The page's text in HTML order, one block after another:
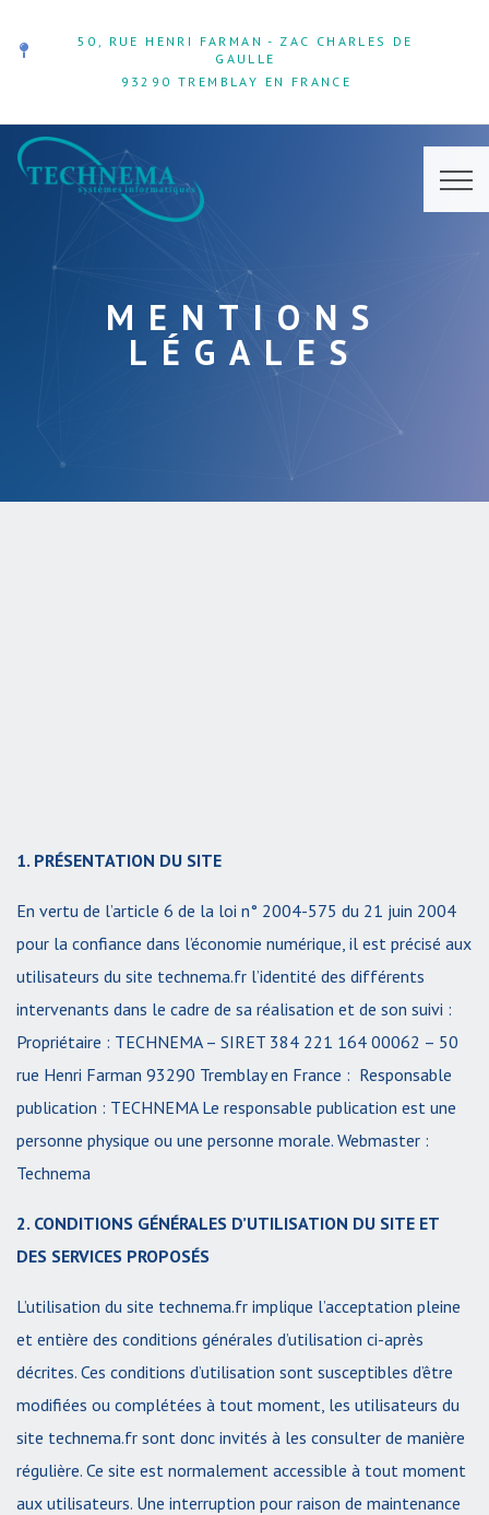
50, RUE HENRI FARMAN - ZAC CHARLES DE
GAULLE
93290 TREMBLAY EN FRANCE
MENTIONS
LÉGALES
1. PRÉSENTATION DU SITE
En vertu de l’article 6 de la loi n° 2004-575 du 21 juin 2004
pour la confiance dans l’économie numérique, il est précisé aux
utilisateurs du site technema.fr l’identité des différents
intervenants dans le cadre de sa réalisation et de son suivi :
Propriétaire : TECHNEMA – SIRET 384 221 164 00062 – 50
rue Henri Farman 93290 Tremblay en France : Responsable
publication : TECHNEMA Le responsable publication est une
personne physique ou une personne morale. Webmaster :
Technema
2. CONDITIONS GÉNÉRALES D’UTILISATION DU SITE ET
DES SERVICES PROPOSÉS
L’utilisation du site technema.fr implique l’acceptation pleine
et entière des conditions générales d’utilisation ci-après
décrites. Ces conditions d’utilisation sont susceptibles d’être
modifiées ou complétées à tout moment, les utilisateurs du
site technema.fr sont donc invités à les consulter de manière
régulière. Ce site est normalement accessible à tout moment
aux utilisateurs. Une interruption pour raison de maintenance